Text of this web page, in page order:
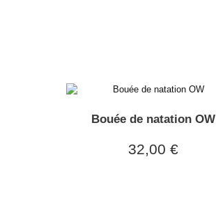
Bouée de natation OW
32,00 €